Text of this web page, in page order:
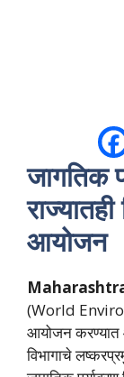
जागतिक
आयोजन
(World
आयोजन करण्यात
विभागाचे